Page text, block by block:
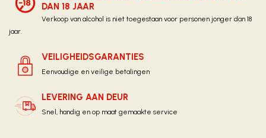
DAN 18 JAAR
Verkoop van alcohol is niet toegestaan voor personen jonger dan 18
jaar.
VEILIGHEIDSGARANTIES
Eenvoudige en veilige betalingen
LEVERING AAN DEUR
Snel, handig en op maat gemaakte service